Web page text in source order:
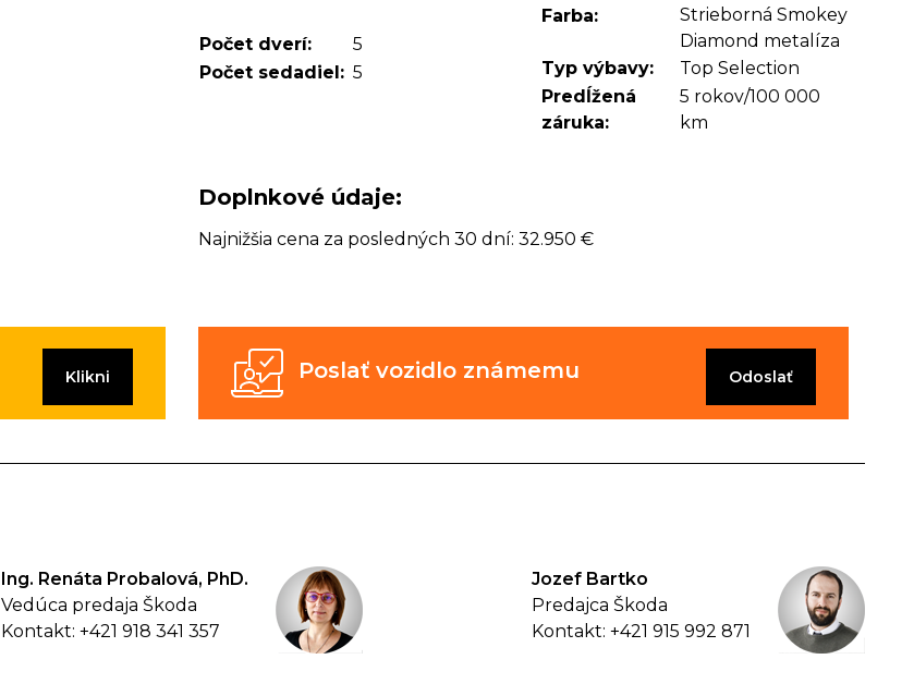
Počet dverí:
5
Počet sedadiel: 5
Farba:
Strieborná Smokey
Diamond metalíza
Typ výbavy:
Top Selection
Predĺžená
záruka:
5 rokov/100 000
km
Doplnkové údaje:
Najnižšia cena za posledných 30 dní: 32.950 €
Klikni Poslať vozidlo známemu Odoslať
Ing. Renáta Probalová, PhD.
Vedúca predaja Škoda
Kontakt: +421 918 341 357
Jozef Bartko
Predajca Škoda
Kontakt: +421 915 992 871